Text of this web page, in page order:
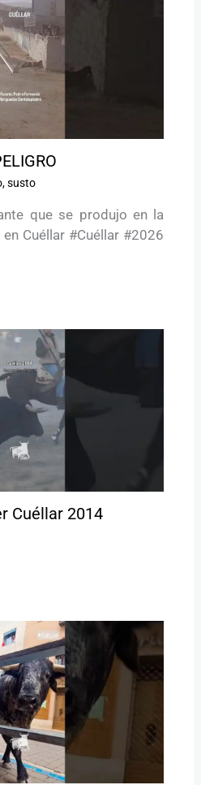
,susto
que se produjo en la
Cuéllar #Cuéllar #2026
Cuéllar 2014